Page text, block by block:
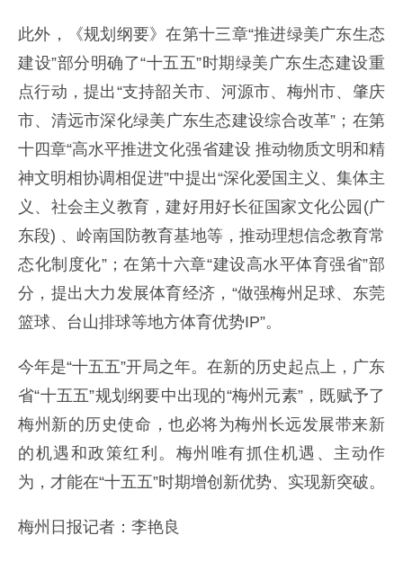
此外，《规划纲要》在第十三章“推进绿美广东生态
建设”部分明确了“十五五”时期绿美广东生态建设重
点行动，提出“支持韶关市、河源市、梅州市、肇庆
市、清远市深化绿美广东生态建设综合改革”；在第
十四章“高水平推进文化强省建设 推动物质文明和精
神文明相协调相促进”中提出“深化爱国主义、集体主
义、社会主义教育，建好用好长征国家文化公园(广
东段) 、岭南国防教育基地等，推动理想信念教育常
态化制度化”；在第十六章“建设高水平体育强省”部
分，提出大力发展体育经济，“做强梅州足球、东莞
篮球、台山排球等地方体育优势IP”。
今年是“十五五”开局之年。在新的历史起点上，广东
省“十五五”规划纲要中出现的“梅州元素”，既赋予了
梅州新的历史使命，也必将为梅州长远发展带来新
的机遇和政策红利。梅州唯有抓住机遇、主动作
为，才能在“十五五”时期增创新优势、实现新突破。
梅州日报记者：李艳良